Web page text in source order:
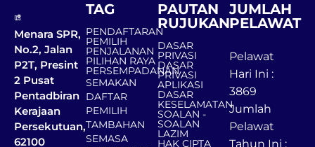
Menara SPR,
No.2, Jalan
P2T, Presint
2 Pusat
Pentadbiran
Kerajaan
Persekutuan,
62100
TAG
PENDAFTARAN
PEMILIH
PENJALANAN
PILIHAN RAYA
PERSEMPADANAN
SEMAKAN
DAFTAR
PEMILIH
TAMBAHAN
SEMASA
PAUTAN
RUJUKAN
DASAR
PRIVASI
DASAR
PRIVASI
APLIKASI
DASAR
KESELAMATAN
SOALAN -
SOALAN
LAZIM
HAK CIPTA
JUMLAH
PELAWAT
Pelawat
Hari Ini :
3869
Jumlah
Pelawat
Tahun Ini :